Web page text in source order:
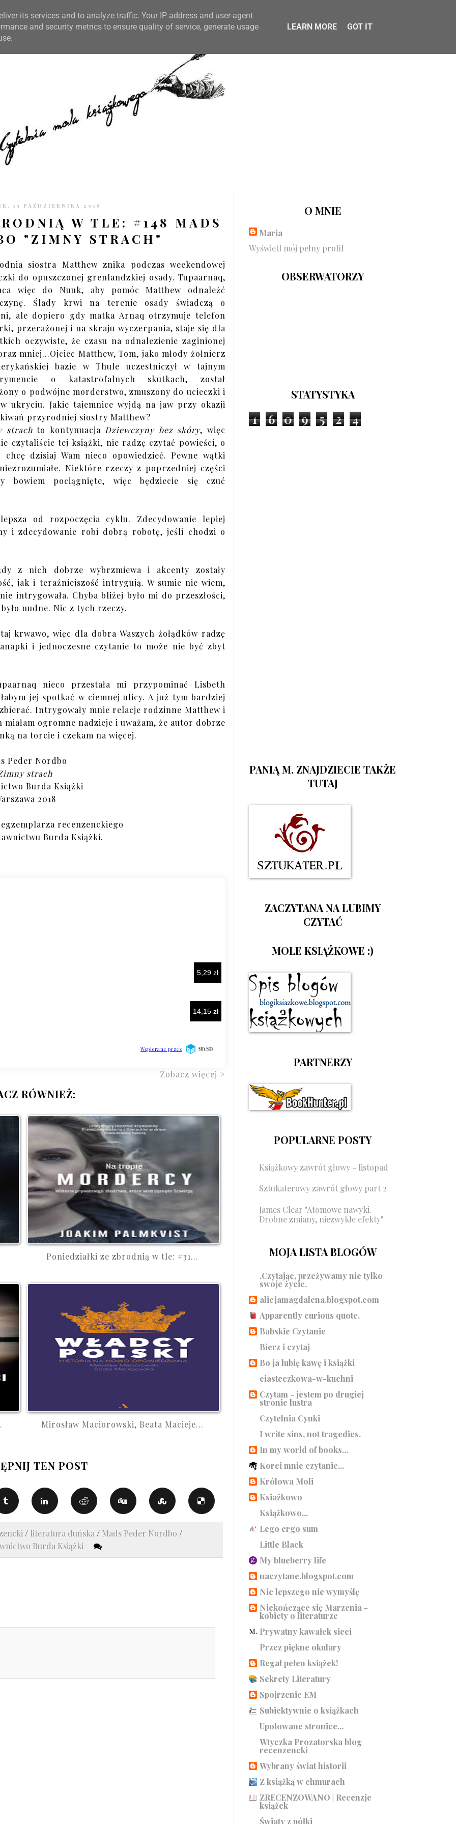
KONTAKT CZYTELNIA PO GODZINACH
15 PAŹDZIERNIKA 2018
W TLE: #148 MADS
"ZIMNY STRACH"
siostra Matthew znika podczas weekendowej
do opuszczonej grenlandzkiej osady. Tupaarnaq,
więc do Nuuk, aby pomóc Matthew odnaleźć
Ślady krwi na terenie osady świadczą o
ale dopiero gdy matka Arnaq otrzymuje telefon
przerażonej i na skraju wyczerpania, staje się dla
oczywiste, że czasu na odnalezienie zaginionej
mniej…Ojciec Matthew, Tom, jako młody żołnierz
bazie w Thule uczestniczył w tajnym
o katastrofalnych skutkach, został
o podwójne morderstwo, zmuszony do ucieczki i
ukryciu. Jakie tajemnice wyjdą na jaw przy okazji
przyrodniej siostry Matthew?
strachto kontynuacja Dziewczyny bez skóry, więc
czytaliście tej książki, nie radzę czytać powieści, o
chcę dzisiaj Wam nieco opowiedzieć. Pewne wątki
Niektóre rzeczy z poprzedniej części
bowiem pociągnięte, więc będziecie się czuć
od rozpoczęcia cyklu. Zdecydowanie lepiej
i zdecydowanie robi dobrą robotę, jeśli chodzi o
z nich dobrze wybrzmiewa i akcenty zostały
jak i teraźniejszość intrygują. W sumie nie wiem,
intrygowała. Chyba bliżej było mi do przeszłości,
nudne. Nic z tych rzeczy.
krwawo, więc dla dobra Waszych żołądków radzę
i jednoczesne czytanie to może nie być zbyt
nieco przestała mi przypominać Lisbeth
jej spotkać w ciemnej ulicy. A już tym bardziej
Intrygowały mnie relacje rodzinne Matthew i
ogromne nadzieje i uważam, że autor dobrze
na torcie i czekam na więcej.
Peder Nordbo
strach
Burda Książki
2018
recenzenckiego
Burda Książki.
Zobacz więcej >
RÓWNIEŻ:
Poniedziałki ze zbrodnią w tle: #31...
Mirosław Maciorowski, Beata Macieje...
TEN POST
/ literatura duńska / Mads Peder Nordbo /
Burda Książki
O MNIE
Maria
Wyświetl mój pełny profil
OBSERWATORZY
STATYSTYKA
1 6 0 9 5 2 4
PANIĄ M. ZNAJDZIECIE TAKŻE
TUTAJ
ZACZYTANA NA LUBIMY
CZYTAĆ
MOLE KSIĄŻKOWE :)
PARTNERZY
POPULARNE POSTY
Książkowy zawrót głowy - listopad
Sztukaterowy zawrót głowy part 2
James Clear "Atomowe nawyki.
Drobne zmiany, niezwykłe efekty"
MOJA LISTA BLOGÓW
.Czytając, przeżywamy nie tylko
swoje życie.
alicjamagdalena.blogspot.com
Apparently curious quote.
Babskie Czytanie
Bierz i czytaj
Bo ja lubię kawę i książki
ciasteczkowa-w-kuchni
Czytam - jestem po drugiej
stronie lustra
Czytelnia Cynki
I write sins, not tragedies.
In my world of books...
Korci mnie czytanie...
Królowa Moli
Ksiażkowo
Książkowo...
Lego ergo sum
Little Black
My blueberry life
naczytane.blogspot.com
Nic lepszego nie wymyślę
Niekończące się Marzenia -
kobiety o literaturze
Prywatny kawałek sieci
Przez piękne okulary
Regał pełen książek!
Sekrety Literatury
Spojrzenie EM
Subiektywnie o książkach
Upolowane stronice...
Wtyczka Prozatorska blog
recenzencki
Wybrany świat historii
Z książką w chmurach
ZRECENZOWANO | Recenzje
książek
Światy z półki
its services and to analyze traffic. Your IP address and user-agent
and security metrics to ensure quality of service, generate usage
LEARN MORE GOT IT